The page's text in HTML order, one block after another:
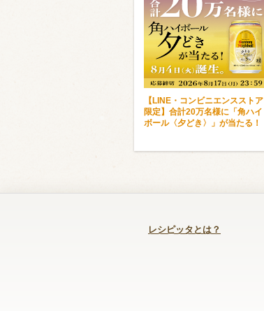
【LINE・コンビニエンスストア
限定】合計20万名様に「角ハイ
ボール〈夕どき〉」が当たる！
レシピッタとは？